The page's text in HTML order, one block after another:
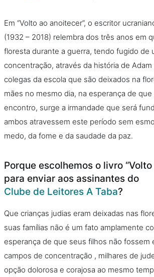
Em “Volto ao anoitecer”, o escritor
(1932 – 2018) relembra dos três anos em
floresta durante a guerra, tendo fugido de
concentração, através da história de
colegas da escola que são deixados na
mães no mesmo dia, na esperança de
encontro, surge a irmandade que será
ambos atravessem este período sem
medo, da fome e da saudade da paz.
Porque escolhemos o livro
para enviar aos assinantes do
Clube de Leitores A Taba?
Que crianças judias eram deixadas nas
suas famílias não é um fato amplamente
esperança de que seus filhos não fossem
campos de concentração , milhares de
opção dolorosa e corajosa ao mesmo